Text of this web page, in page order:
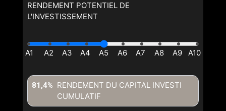
RENDEMENT POTENTIEL DE
L'INVESTISSEMENT
RENDEMENT DU CAPITAL INVESTI
CUMULATIF
81,4%